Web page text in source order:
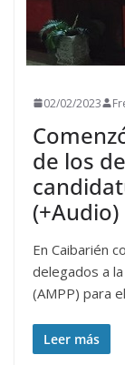
02/02/2023
de los
(+Audio)
En Caibarién
delegados a
(AMPP) para el
Leer más